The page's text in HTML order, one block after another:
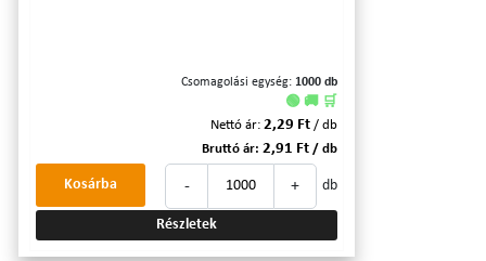
Csomagolási egység: 1000 db
🟢 🚚 🛒
Nettó ár: 2,29 Ft / db
Bruttó ár: 2,91 Ft / db
- + db
Kosárba
Részletek